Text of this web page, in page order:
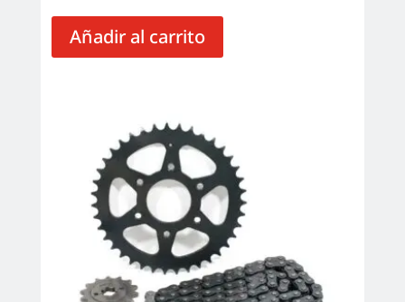
Añadir al carrito